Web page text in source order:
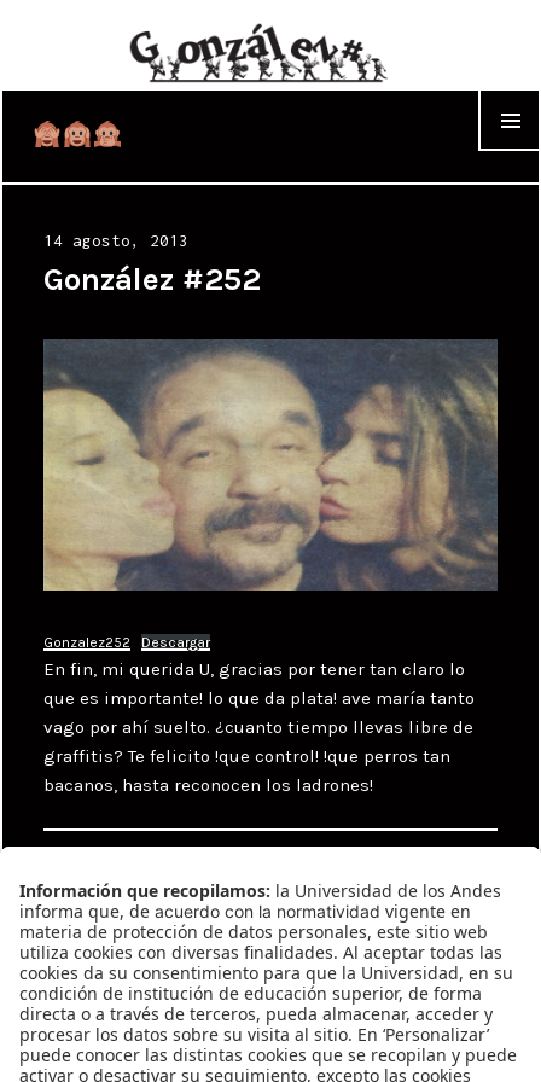
Posted
on
14 agosto, 2013
González #252
Gonzalez252 Descargar
En fin, mi querida U, gracias por tener tan claro lo
que es importante! lo que da plata! ave maría tanto
vago por ahí suelto. ¿cuanto tiempo llevas libre de
graffitis? Te felicito !que control! !que perros tan
bacanos, hasta reconocen los ladrones!
Tags
Catalina Rojas, David La torre,Mariana
Jurado
Navegación
de
Previous